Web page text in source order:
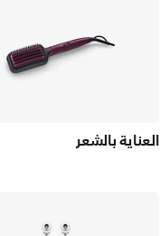
العناية بالشعر